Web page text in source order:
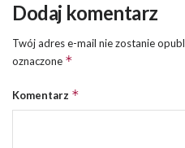
Dodaj komentarz
Twój adres e-mail nie zostanie
oznaczone *
Komentarz *